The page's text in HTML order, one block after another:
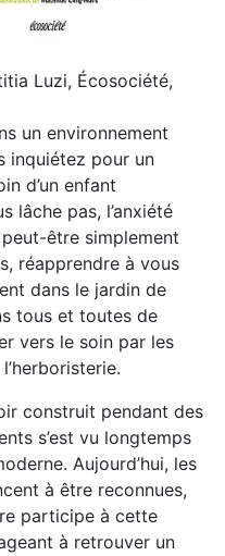
Luzi, Écosociété,
un environnement
inquiétez pour un
d’un enfant
lâche pas, l’anxiété
être simplement
réapprendre à vous
dans le jardin de
tous et toutes de
vers le soin par les
construit pendant des
s’est vu longtemps
Aujourd’hui, les
à être reconnues,
participe à cette
à retrouver un